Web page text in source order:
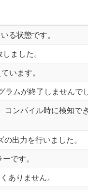
る状態です。
ました。
います。
ムが終了しませんでし
ンパイル時に検知
出力を行いました。
です。
ありません。